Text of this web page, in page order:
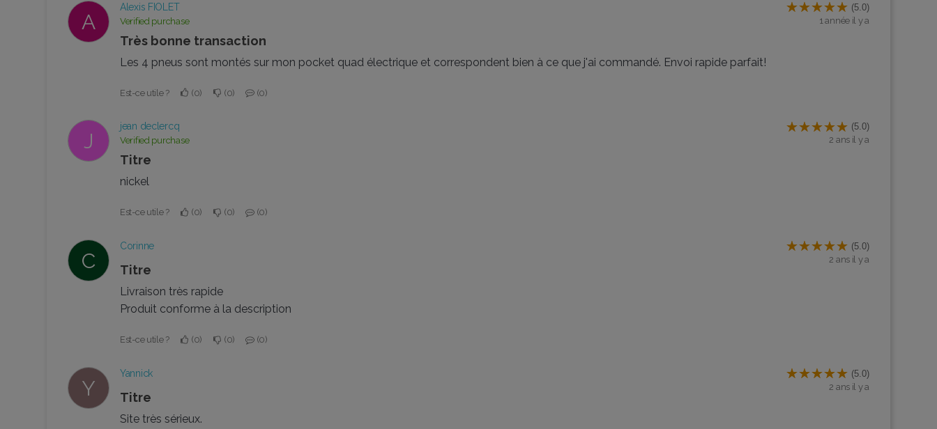
A
Alexis FIOLET
Verified purchase
(5.0)
1 année il y a
Très bonne transaction
Les 4 pneus sont montés sur mon pocket quad électrique et correspondent bien à ce que j'ai commandé. Envoi rapide parfait!
Est-ce utile ? 0 0 0
J
jean declercq
Verified purchase
(5.0)
2 ans il y a
Titre
nickel
Est-ce utile ? 0 0 0
C
Corinne
(5.0)
2 ans il y a
Titre
Livraison très rapide
Produit conforme à la description
Est-ce utile ? 0 0 0
Y
Yannick
(5.0)
2 ans il y a
Titre
Site très sérieux.